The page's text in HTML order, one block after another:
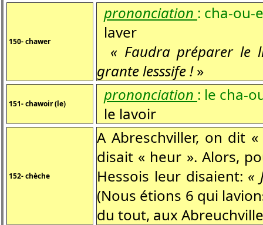
150- chawer
prononciation : cha-ou-
laver
« Faudra préparer le
grante lesssife !»
151- chawoir (le) prononciation : le cha-
le lavoir
152- chèche
A Abreschviller, on dit
disait « heur ». Alors,
Hessois leur disaient: «
(Nous étions 6 qui
du tout, aux